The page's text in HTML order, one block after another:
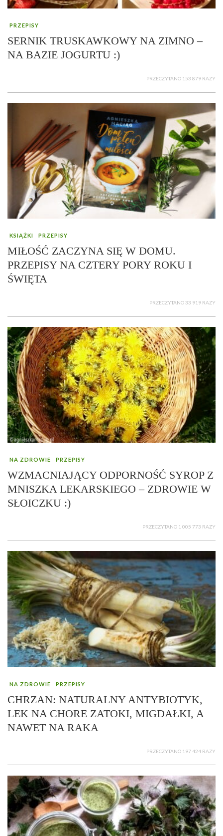
PRZEPISY
SERNIK TRUSKAWKOWY NA ZIMNO –
NA BAZIE JOGURTU :)
PRZECZYTANO 153 879 RAZY
KSIĄŻKI PRZEPISY
MIŁOŚĆ ZACZYNA SIĘ W DOMU.
PRZEPISY NA CZTERY PORY ROKU I
ŚWIĘTA
PRZECZYTANO 33 919 RAZY
NA ZDROWIE PRZEPISY
WZMACNIAJĄCY ODPORNOŚĆ SYROP Z
MNISZKA LEKARSKIEGO – ZDROWIE W
SŁOICZKU :)
PRZECZYTANO 1 005 773 RAZY
NA ZDROWIE PRZEPISY
CHRZAN: NATURALNY ANTYBIOTYK,
LEK NA CHORE ZATOKI, MIGDAŁKI, A
NAWET NA RAKA
PRZECZYTANO 197 424 RAZY